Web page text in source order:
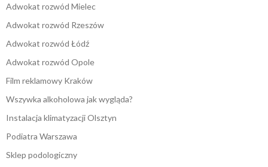
Adwokat rozwód Mielec
Adwokat rozwód Rzeszów
Adwokat rozwód Łódź
Adwokat rozwód Opole
Film reklamowy Kraków
Wszywka alkoholowa jak wygląda?
Instalacja klimatyzacji Olsztyn
Podiatra Warszawa
Sklep podologiczny